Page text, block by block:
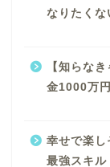
なりたくな
【知らな
金1000万円
幸せで楽し
最強スキル